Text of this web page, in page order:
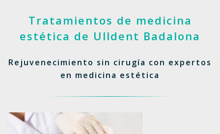
Tratamientos de medicina
estética de Ulldent Badalona
Rejuvenecimiento sin cirugía con expertos
en medicina estética